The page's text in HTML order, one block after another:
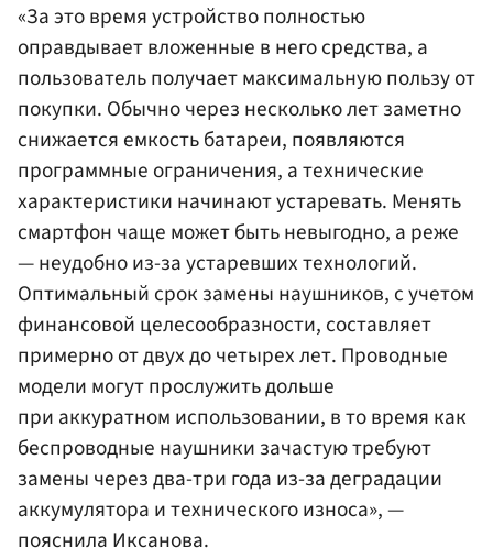
«За это время устройство полностью
оправдывает вложенные в него средства, а
пользователь получает максимальную пользу от
покупки. Обычно через несколько лет заметно
снижается емкость батареи, появляются
программные ограничения, а технические
характеристики начинают устаревать. Менять
смартфон чаще может быть невыгодно, а реже
— неудобно из-за устаревших технологий.
Оптимальный срок замены наушников, с учетом
финансовой целесообразности, составляет
примерно от двух до четырех лет. Проводные
модели могут прослужить дольше
при аккуратном использовании, в то время как
беспроводные наушники зачастую требуют
замены через два-три года из-за деградации
аккумулятора и технического износа», —
пояснила Иксанова.